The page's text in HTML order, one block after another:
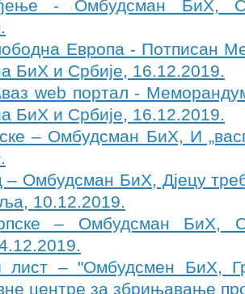
- Омбудсман БиХ,
Европа - Потписан
БиХ и Србије, 16.12.2019.
web портал -
БиХ и Србије, 16.12.2019.
– Омбудсман БиХ, И
– Омбудсман БиХ, Дјецу
10.12.2019.
– Омбудсман БиХ,
лист – "Омбудсмен БиХ,
центре за збрињавање